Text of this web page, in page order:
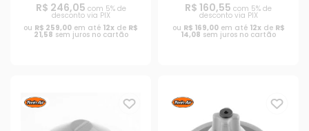
R$ 246,05 com 5% de
desconto via PIX
ou R$ 259,00 em até 12x de R$
21,58 sem juros no cartão
R$ 160,55 com 5% de
desconto via PIX
ou R$ 169,00em até 12xde R$
14,08 sem juros no cartão